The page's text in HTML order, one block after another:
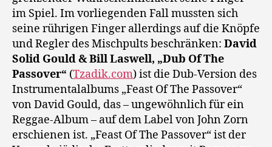
im Spiel. Im vorliegenden Fall mussten sich
seine rührigen Finger allerdings auf die Knöpfe
und Regler des Mischpults beschränken: David
Solid Gould & Bill Laswell, „Dub Of The
Passover“ (Tzadik.com) ist die Dub-Version des
Instrumentalalbums „Feast Of The Passover“
von David Gould, das – ungewöhnlich für ein
Reggae-Album – auf dem Label von John Zorn
erschienen ist. „Feast Of The Passover“ ist der